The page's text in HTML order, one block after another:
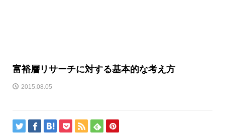
富裕層リサーチに対する基本的な考え方
2015.08.05